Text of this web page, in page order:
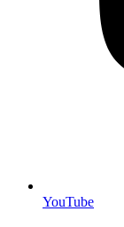
YouTube